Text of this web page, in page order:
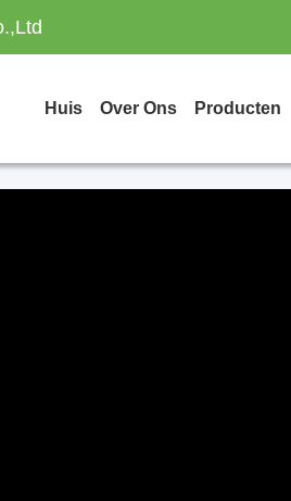
Huis Over Ons Producten